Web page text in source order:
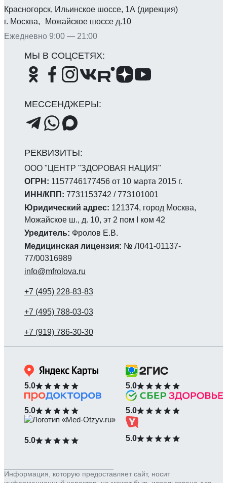
ООО "ЦЕНТР "ЗДОРОВАЯ НАЦИЯ"
ОГРН: 1157746177456 от 10 марта 2015 г.
ИНН/КПП: 7731153742 / 773101001
Юридический адрес: 121374, город Москва,
Можайское ш., д. 10, эт 2 пом I ком 42
Уредитель: Фролов Е.В.
Медицинская лицензия: № Л041-01137-
77/00316989
info@mfrolova.ru
Красногорск, Ильинское шоссе, 1А (дирекция)
г. Москва, Можайское шоссе д.10
Ежедневно 9:00 — 21:00
5.0 5.0
5.0 5.0
5.0 5.0
Информация, которую предоставляет сайт, носит